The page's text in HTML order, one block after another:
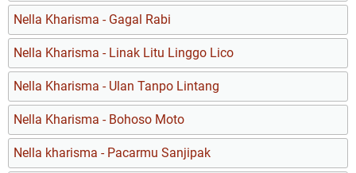
Nella Kharisma - Gagal Rabi
Nella Kharisma - Linak Litu Linggo Lico
Nella Kharisma - Ulan Tanpo Lintang
Nella Kharisma - Bohoso Moto
Nella kharisma - Pacarmu Sanjipak